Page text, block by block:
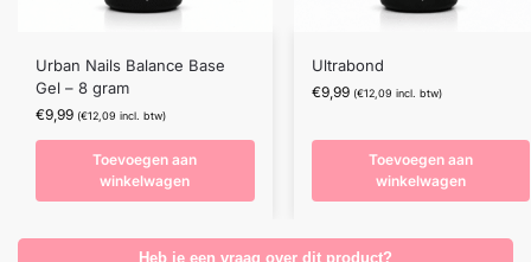
Urban Nails Balance Base
Gel – 8 gram
€9,99 (€12,09 incl. btw)
Toevoegen aan
winkelwagen
Ultrabond
€9,99 (€12,09 incl. btw)
Toevoegen aan
winkelwagen